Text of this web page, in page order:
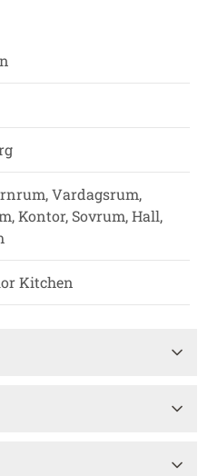
Vardagsrum,
Kontor, Sovrum, Hall,
Kitchen